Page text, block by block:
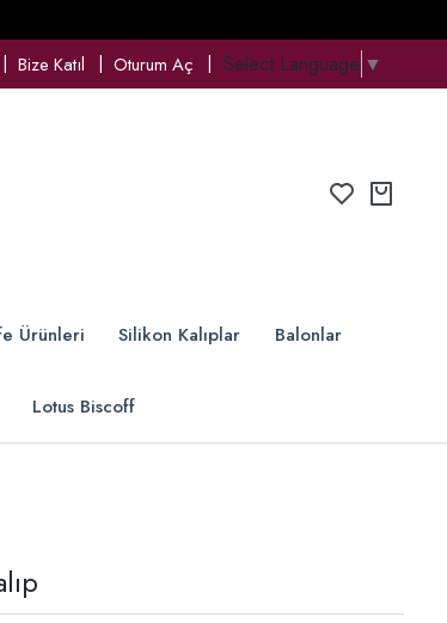
Bize Katıl Oturum Aç Select Language ▼
Ürünleri Silikon Kalıplar Balonlar
Lotus Biscoff